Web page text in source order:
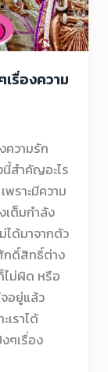
รื่องความ
ความรัก
สำคัญอะไร
พราะมีความ
เต็มกำลัง
ได้มาจากตัว
กดิ์สิทธิ์ต่าง
ไม่ผิด หรือ
อยู่แล้ว
เราได้
ๆเรื่อง